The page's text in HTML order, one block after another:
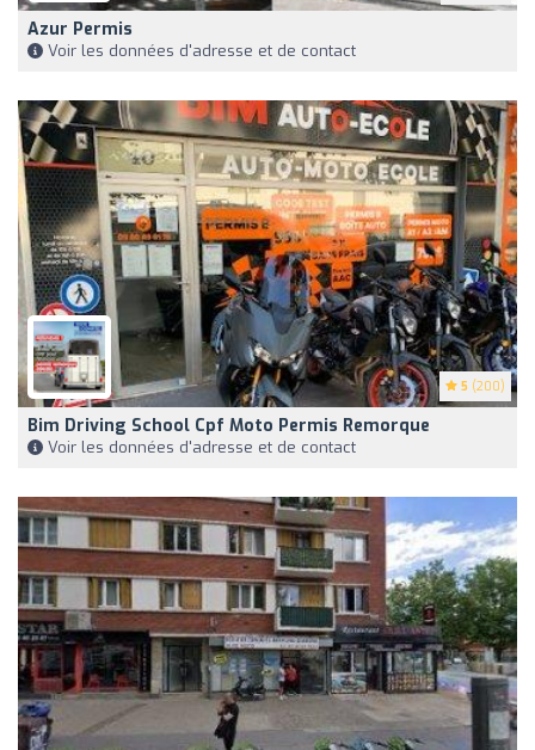
Azur Permis
Voir les données d'adresse et de contact
5 (200)
Bim Driving School Cpf Moto Permis Remorque
Voir les données d'adresse et de contact